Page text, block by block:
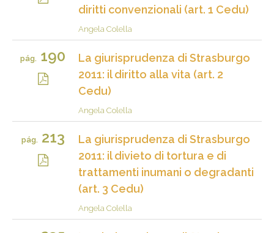
diritti convenzionali (art. 1 Cedu)
Angela Colella
pág. 190
La giurisprudenza di Strasburgo
2011: il diritto alla vita (art. 2
Cedu)
Angela Colella
pág. 213
La giurisprudenza di Strasburgo
2011: il divieto di tortura e di
trattamenti inumani o degradanti
(art. 3 Cedu)
Angela Colella